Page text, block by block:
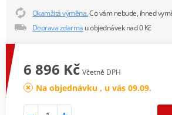
Okamžitá výměna.Co vám nebude, ihned
Doprava zdarma u objednávek nad 0 Kč
6 896 Kč Včetně DPH
Na objednávku , u vás 09.09.